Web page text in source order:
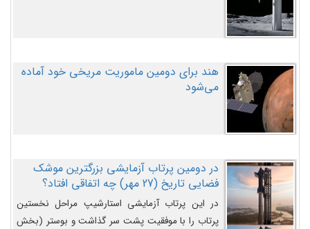
هند برای دومین ماموریت مریخی خود آماده
می‌شود
در دومین پرتاب آزمایشی بزرگترین موشک
فضایی تاریخ (27 مهر‌) چه اتفاقی افتاد؟
در این پرتاب آزمایشی استارشیپ مراحل نخستین
پرتاب را با موفقیت پشت سر گذاشت و بوستر (بخش